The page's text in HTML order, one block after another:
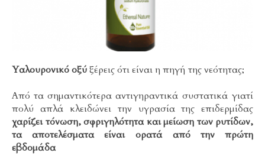
Υαλουρονικό οξύξέρεις ότι είναι η πηγή της νεότητας;
Από τα σημαντικότερα αντιγηραντικά συστατικά γιατί
πολύ απλά κλειδώνει την υγρασία της επιδερμίδας
χαρίζει τόνωση, σφριγηλότητα και μείωση των ρυτίδων,
τα αποτελέσματα είναι ορατά από την πρώτη
εβδομάδα